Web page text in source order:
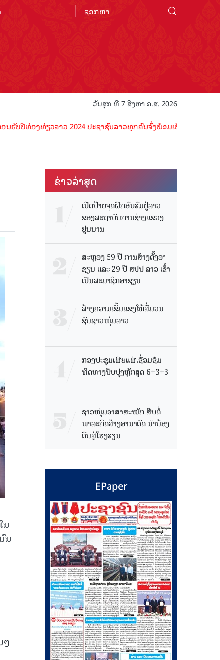
ວັນສຸກ ທີ 7 ສິງຫາ ຄ.ສ. 2026
ອງທ່ຽວລາວ 2024 ປະຊາຊົນລາວທຸກຄົນຈົ່ງພ້ອມເປັນເຈົ້າພາບທີ່ດີ ຕ້ອ
ນ
ນ
ໆ
ຂ່າວ​ລ່າ​ສຸດ
ເປີດປ້າຍຈຸດຝຶກອົບຮົມຢູ່ລາວ
ຂອງສະຖາບັນການຊ່າງແຂວງ
ຢູນນານ
ສະຫຼອງ 59 ປີ ການສ້າງຕັ້ງອາ
ຊຽນ ແລະ 29 ປີ ສປປ ລາວ ເຂົ້າ
ເປັນສະມາຊິກອາຊຽນ
ສ້າງຄວາມເຂັ້ມແຂງໃຫ້ສື່ມວນ
ຊົນຊາວໜຸ່ມລາວ
ກອງປະຊຸມເຜີຍແຜ່ເຊື່ອມຊຶມ
ທິດທາງປັບປຸງຫຼັກສູດ 6+3+3
ຊາວໜຸ່ມອາສາສະໝັກ ສືບຕໍ່
ພາລະກິດສ້າງອານາຄົດ ນໍານ້ອງ
ຄືນສູ່ໂຮງຮຽນ
EPaper